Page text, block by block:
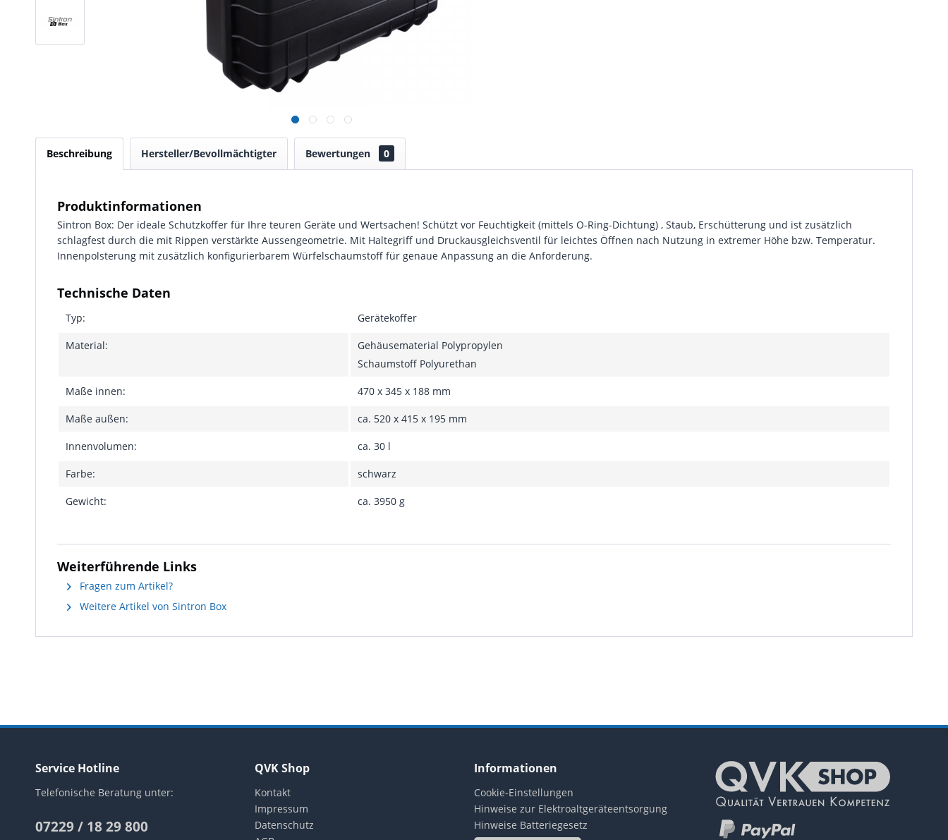
Beschreibung Hersteller/Bevollmächtigter Bewertungen 0
Produktinformationen
Sintron Box: Der ideale Schutzkoffer für Ihre teuren Geräte und Wertsachen! Schützt vor Feuchtigkeit (mittels O-Ring-Dichtung) , Staub, Erschütterung und ist zusätzlich
schlagfest durch die mit Rippen verstärkte Aussengeometrie. Mit Haltegriff und Druckausgleichsventil für leichtes Öffnen nach Nutzung in extremer Höhe bzw. Temperatur.
Innenpolsterung mit zusätzlich konfigurierbarem Würfelschaumstoff für genaue Anpassung an die Anforderung.
Technische Daten
Typ: Gerätekoffer
Material:
Gehäusematerial Polypropylen
Schaumstoff Polyurethan
Maße innen: 470 x 345 x 188 mm
Maße außen: ca. 520 x 415 x 195 mm
Innenvolumen: ca. 30 l
Farbe: schwarz
Gewicht: ca. 3950 g
Weiterführende Links
Fragen zum Artikel?
Weitere Artikel von Sintron Box
Service Hotline
Telefonische Beratung unter:
07229 / 18 29 800
QVK Shop
Kontakt
Impressum
Datenschutz
Informationen
Cookie-Einstellungen
Hinweise zur Elektroaltgeräteentsorgung
Hinweise Batteriegesetz